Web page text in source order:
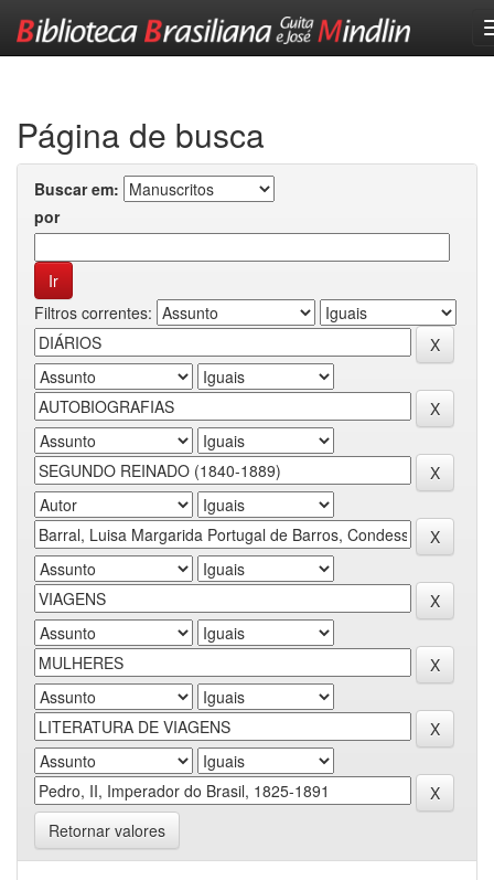
Página de busca
Buscar em:
por
Filtros correntes:
Retornar valores